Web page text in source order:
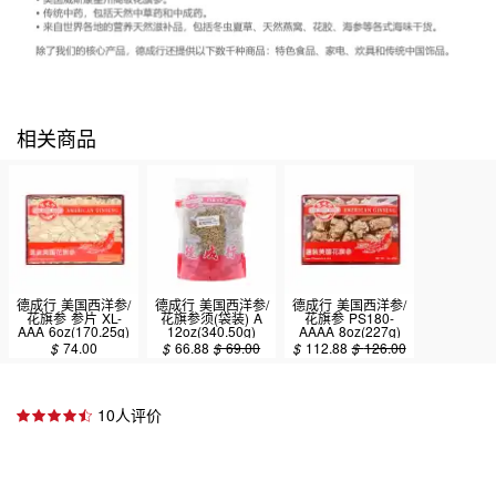
相关商品
德成行 美国西洋参/
花旗参 参片 XL-
AAA 6oz(170.25g)
$ 74.00
德成行 美国西洋参/
花旗参须(袋装) A
12oz(340.50g)
$66.88 $69.00
德成行 美国西洋参/
花旗参 PS180-
AAAA 8oz(227g)
$ 112.88 $126.00
10人评价